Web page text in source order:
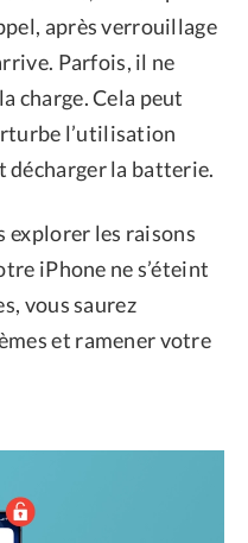
après verrouillage
Parfois, il ne
charge. Cela peut
l’utilisation
décharger la batterie.
explorer les raisons
iPhone ne s’éteint
vous saurez
et ramener votre